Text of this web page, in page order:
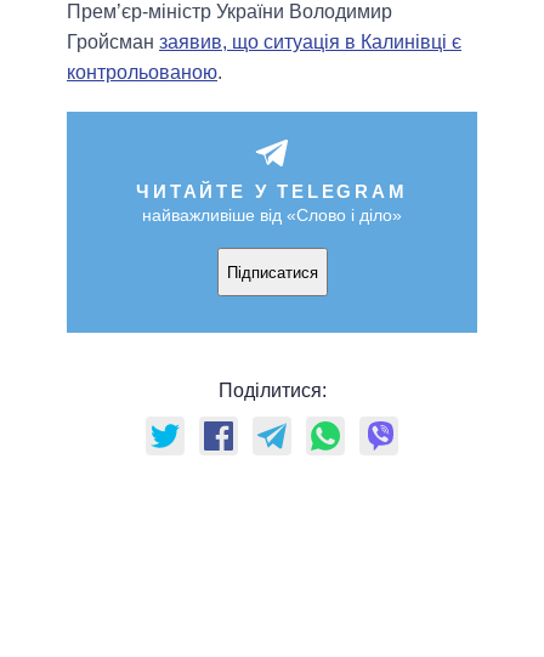
Прем’єр-міністр України Володимир
Гройсман заявив, що ситуація в Калинівці є
контрольованою.
ЧИТАЙТЕ У TELEGRAM
найважливіше від «Слово і діло»
Підписатися
Поділитися: